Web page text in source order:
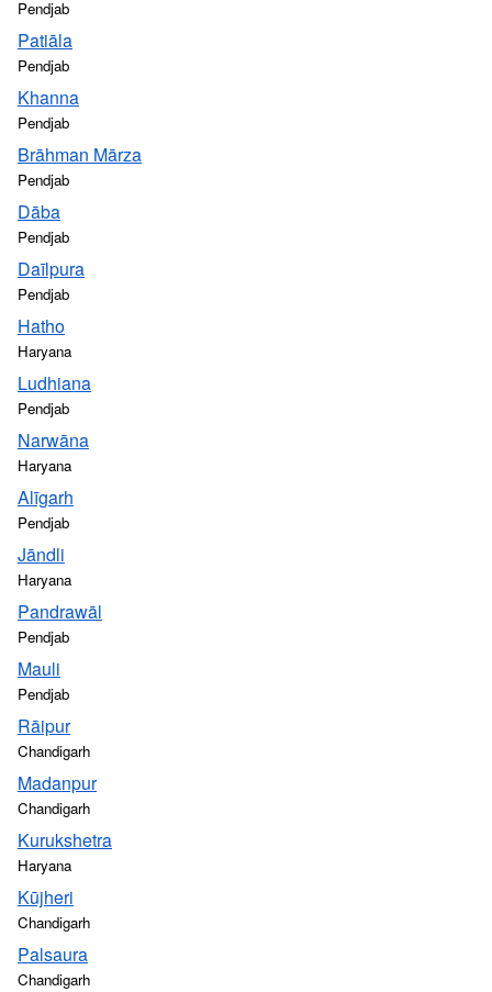
Pendjab
Patiāla
Pendjab
Khanna
Pendjab
Brāhman Mārza
Pendjab
Dāba
Pendjab
Daīlpura
Pendjab
Hatho
Haryana
Ludhiana
Pendjab
Narwāna
Haryana
Alīgarh
Pendjab
Jāndli
Haryana
Pandrawāl
Pendjab
Mauli
Pendjab
Rāipur
Chandigarh
Madanpur
Chandigarh
Kurukshetra
Haryana
Kūjheri
Chandigarh
Palsaura
Chandigarh